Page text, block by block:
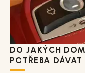
DO JAKÝCH
POTŘEBA